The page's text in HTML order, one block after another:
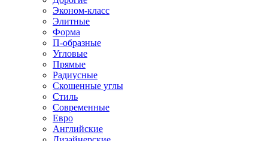
Эконом-класс
Элитные
Форма
П-образные
Угловые
Прямые
Радиусные
Скошенные углы
Стиль
Современные
Евро
Английские